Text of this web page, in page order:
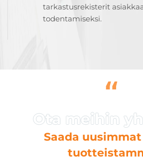
tarkastusrekisterit
todentamiseksi.
“
Saada